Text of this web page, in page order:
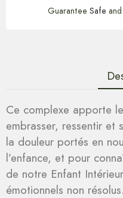
Guarantee Safe and
Ce complexe apporte
embrasser, ressentir
la douleur portés en
l’enfance, et pour
de notre Enfant
émotionnels non